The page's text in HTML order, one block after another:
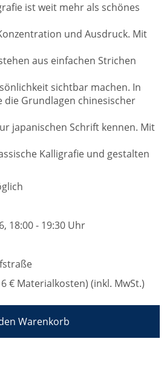
ist weit mehr als schönes
und Ausdruck. Mit
aus einfachen Strichen
sichtbar machen. In
die Grundlagen chinesischer
japanischen Schrift kennen. Mit
Kalligrafie und gestalten
18:00 - 19:30 Uhr
€ Materialkosten) (inkl. MwSt.)
Warenkorb